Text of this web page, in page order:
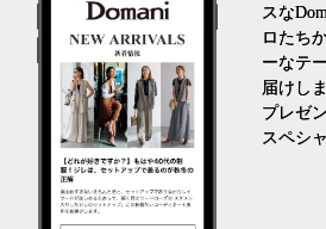
スな
ロたち
ーなテ
届けし
プレゼ
スペシ